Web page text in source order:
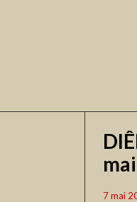
7 mai